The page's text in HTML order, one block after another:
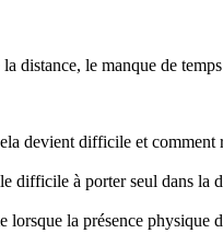
distance, le manque de
devient difficile et comment
difficile à porter seul dans la
lorsque la présence physique